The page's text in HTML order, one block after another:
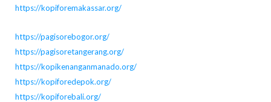
https://kopiforemakassar.org/
https://pagisorebogor.org/
https://pagisoretangerang.org/
https://kopikenanganmanado.org/
https://kopiforedepok.org/
https://kopiforebali.org/